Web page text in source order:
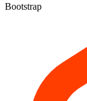
Bootstrap